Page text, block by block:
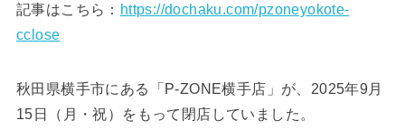
記事はこちら： https://dochaku.com/pzoneyokote-
cclose
秋田県横手市にある「P-ZONE横手店」が、2025年9月
15日（月・祝）をもって閉店していました。